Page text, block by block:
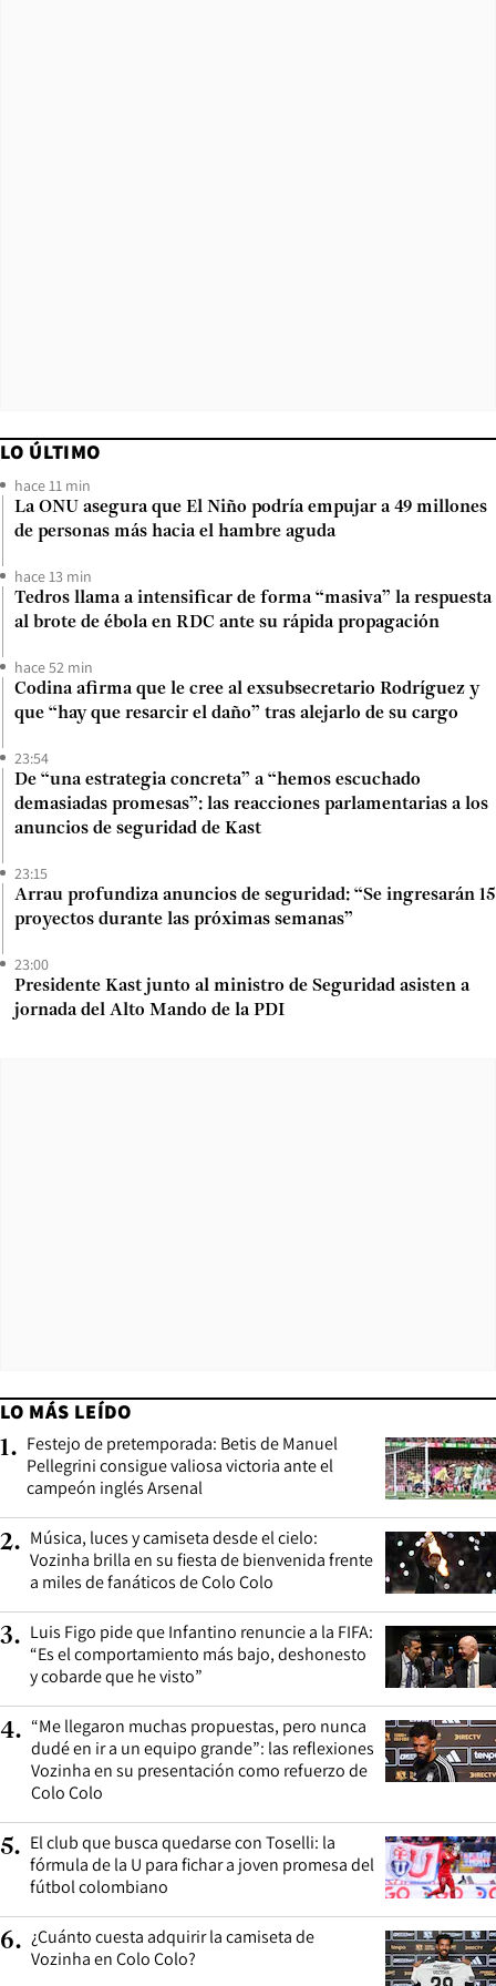
LO ÚLTIMO
hace 11 min
La ONU asegura que El Niño podría empujar a 49 millones
de personas más hacia el hambre aguda
hace 13 min
Tedros llama a intensificar de forma “masiva” la respuesta
al brote de ébola en RDC ante su rápida propagación
hace 52 min
Codina afirma que le cree al exsubsecretario Rodríguez y
que “hay que resarcir el daño” tras alejarlo de su cargo
23:54
De “una estrategia concreta” a “hemos escuchado
demasiadas promesas”: las reacciones parlamentarias a los
anuncios de seguridad de Kast
23:15
Arrau profundiza anuncios de seguridad: “Se ingresarán 15
proyectos durante las próximas semanas”
23:00
Presidente Kast junto al ministro de Seguridad asisten a
jornada del Alto Mando de la PDI
LO MÁS LEÍDO
1. Festejo de pretemporada: Betis de Manuel
Pellegrini consigue valiosa victoria ante el
campeón inglés Arsenal
2. Música, luces y camiseta desde el cielo:
Vozinha brilla en su fiesta de bienvenida frente
a miles de fanáticos de Colo Colo
3. Luis Figo pide que Infantino renuncie a la FIFA:
“Es el comportamiento más bajo, deshonesto
y cobarde que he visto”
4. “Me llegaron muchas propuestas, pero nunca
dudé en ir a un equipo grande”: las reflexiones
Vozinha en su presentación como refuerzo de
Colo Colo
5. El club que busca quedarse con Toselli: la
fórmula de la U para fichar a joven promesa del
fútbol colombiano
6. ¿Cuánto cuesta adquirir la camiseta de
Vozinha en Colo Colo?